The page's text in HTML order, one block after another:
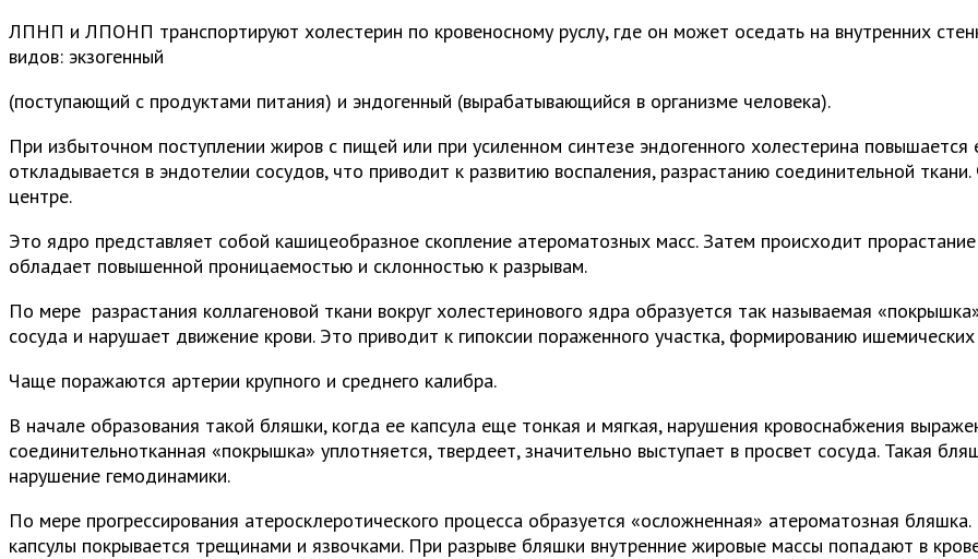
ЛПНП и ЛПОНП транспортируют холестерин по кровеносному руслу, где он может оседать на внутренних
видов: экзогенный
(поступающий с продуктами питания) и эндогенный (вырабатывающийся в организме человека).
При избыточном поступлении жиров с пищей или при усиленном синтезе эндогенного холестерина
откладывается в эндотелии сосудов, что приводит к развитию воспаления, разрастанию соединительной
центре.
Это ядро представляет собой кашицеобразное скопление атероматозных масс. Затем происходит
обладает повышенной проницаемостью и склонностью к разрывам.
По мере разрастания коллагеновой ткани вокруг холестеринового ядра образуется так называемая
сосуда и нарушает движение крови. Это приводит к гипоксии пораженного участка, формированию
Чаще поражаются артерии крупного и среднего калибра.
В начале образования такой бляшки, когда ее капсула еще тонкая и мягкая, нарушения кровоснабжения
соединительнотканная «покрышка» уплотняется, твердеет, значительно выступает в просвет сосуда. Такая
нарушение гемодинамики.
По мере прогрессирования атеросклеротического процесса образуется «осложненная» атероматозная
капсулы покрывается трещинами и язвочками. При разрыве бляшки внутренние жировые массы попадают в